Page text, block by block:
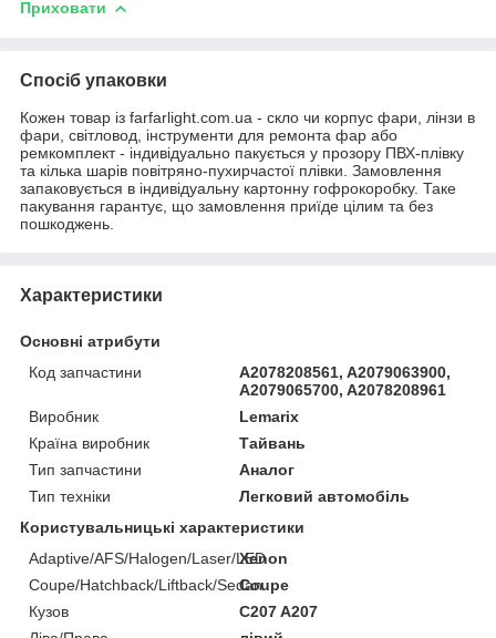
Приховати
Спосіб упаковки
Кожен товар із farfarlight.com.ua - скло чи корпус фари, лінзи в
фари, світловод, інструменти для ремонта фар або
ремкомплект - індивідуально пакується у прозору ПВХ-плівку
та кілька шарів повітряно-пухирчастої плівки. Замовлення
запаковується в індивідуальну картонну гофрокоробку. Таке
пакування гарантує, що замовлення приїде цілим та без
пошкоджень.
Характеристики
Основні атрибути
Код запчастини
A2078208561, A2079063900,
A2079065700, A2078208961
Виробник
Lemarix
Країна виробник
Тайвань
Тип запчастини
Аналог
Тип техніки
Легковий автомобіль
Користувальницькі характеристики
Adaptive/AFS/Halogen/Laser/LED
Xenon
Coupe/Hatchback/Liftback/SedanCoupe
Кузов
C207 A207